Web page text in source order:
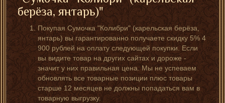
берёза, янтарь)"
Покупая Сумочка "Колибри" (карельская берёза,
янтарь) вы гарантированно получаете скидку 5% 4
900 рублей на оплату следующей покупки. Если
вы видите товар на других сайтах и дороже -
значит у них правильная цена. Мы не успеваем
обновлять все товарные позиции плюс товары
старше 12 месяцев не должны попадаться вам в
товарную выгрузку.